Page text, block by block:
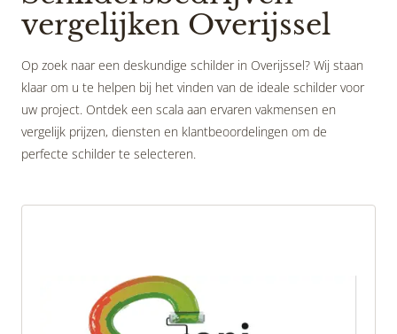
vergelijken Overijssel
Op zoek naar een deskundige schilder in Overijssel? Wij staan
klaar om u te helpen bij het vinden van de ideale schilder voor
uw project. Ontdek een scala aan ervaren vakmensen en
vergelijk prijzen, diensten en klantbeoordelingen om de
perfecte schilder te selecteren.